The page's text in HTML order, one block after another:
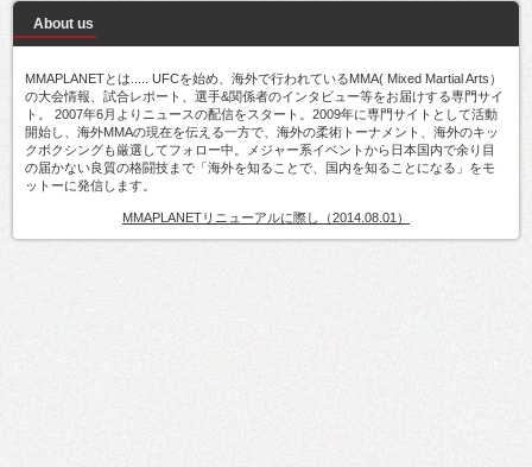
About us
MMAPLANETとは..... UFCを始め、海外で行われているMMA( Mixed Martial Arts）
の大会情報、試合レポート、選手&関係者のインタビュー等をお届けする専門サイ
ト。 2007年6月よりニュースの配信をスタート。2009年に専門サイトとして活動
開始し、海外MMAの現在を伝える一方で、海外の柔術トーナメント、海外のキッ
クボクシングも厳選してフォロー中。メジャー系イベントから日本国内で余り目
の届かない良質の格闘技まで「海外を知ることで、国内を知ることになる」をモ
ットーに発信します。
MMAPLANETリニューアルに際し（2014.08.01）